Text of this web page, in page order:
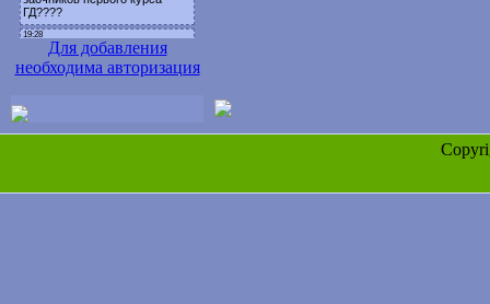
Для добавления
необходима авторизация